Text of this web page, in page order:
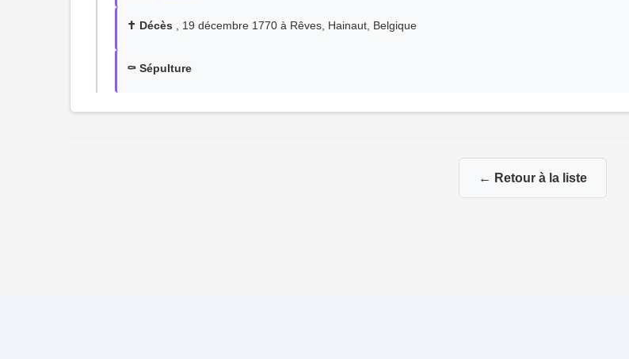
✝️ Décès , 19 décembre 1770 à Rêves, Hainaut, Belgique
⚰️ Sépulture
← Retour à la liste